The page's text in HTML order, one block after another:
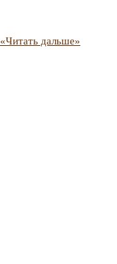
«Читать дальше»